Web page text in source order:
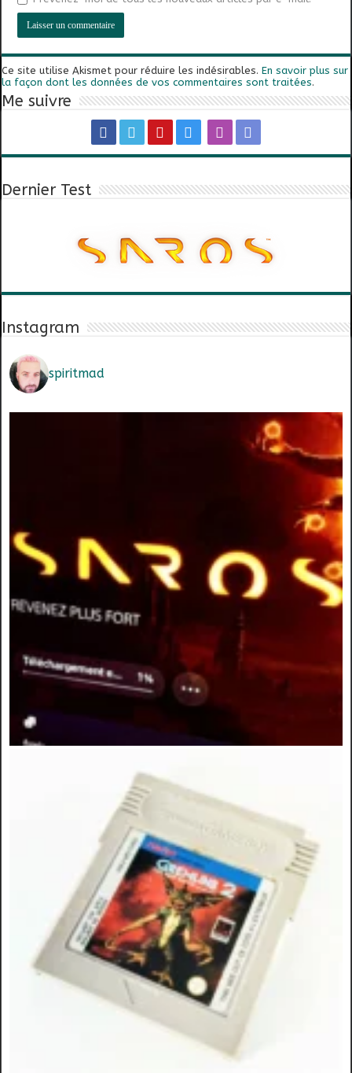
Ce site utilise Akismet pour réduire les indésirables.En savoir plus sur
la façon dont les données de vos commentaires sont traitées.
Me suivre
Dernier Test
Instagram
spiritmad